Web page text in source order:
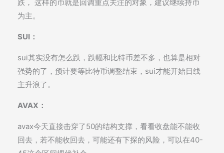
跌， 这样的币就是回调重点关注的对象，建议继续持币
为主。
SUI：
sui其实没有怎么跌，跌幅和比特币差不多，也算是相对
强势的了，预计要等比特币调整结束，sui才能开始日线
主升浪了。
AVAX：
avax今天直接击穿了50的结构支撑，看看收盘能不能收
回去，若不能收回去，可能还有下探的风险，可以在40-